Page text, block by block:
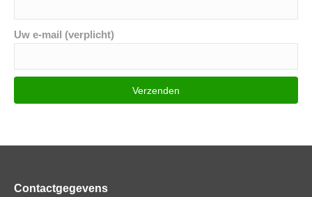
Uw e-mail (verplicht)
Contactgegevens